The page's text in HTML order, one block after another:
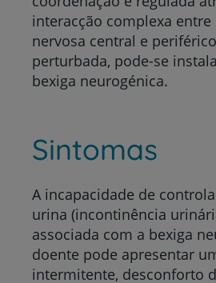
interacção complexa entre
nervosa central e
perturbada, pode-se
bexiga neurogénica.
Sintomas
A incapacidade de
urina (incontinência
associada com a bexiga
doente pode apresentar
intermitente, desconforto